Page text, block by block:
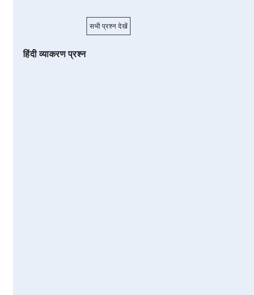
सभी प्रश्न देखें
हिंदी व्याकरण प्रश्न